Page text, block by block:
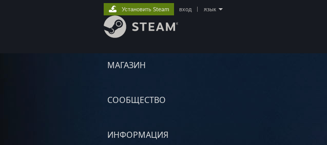
МАГАЗИН
СООБЩЕСТВО
ИНФОРМАЦИЯ
Установить Steam вход язык